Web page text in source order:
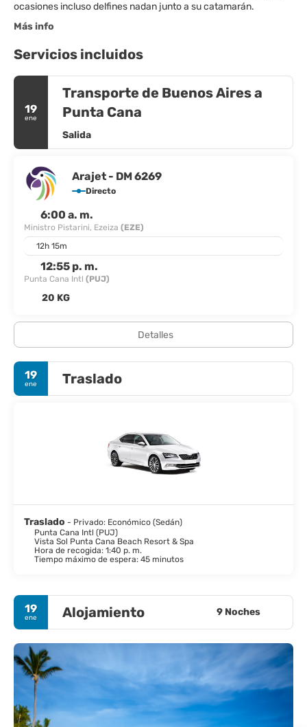
Más info
Servicios incluidos
19
ene
Transporte de Buenos Aires a
Punta Cana
Salida
Arajet - DM 6269
Directo
6:00 a. m.
Ministro Pistarini, Ezeiza (EZE)
12h 15m
12:55 p. m.
Punta Cana Intl (PUJ)
20 KG
Detalles
19
ene Traslado
Traslado - Privado: Económico (Sedán)
Punta Cana Intl (PUJ)
Vista Sol Punta Cana Beach Resort & Spa
Hora de recogida: 1:40 p. m.
Tiempo máximo de espera: 45 minutos
19
ene Alojamiento 9 Noches